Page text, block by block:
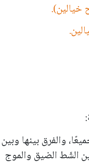
خيالين).
والفرق بينها وبين
الشّط الضيق والموج